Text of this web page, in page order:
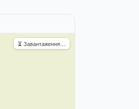
⏳ Завантаження…